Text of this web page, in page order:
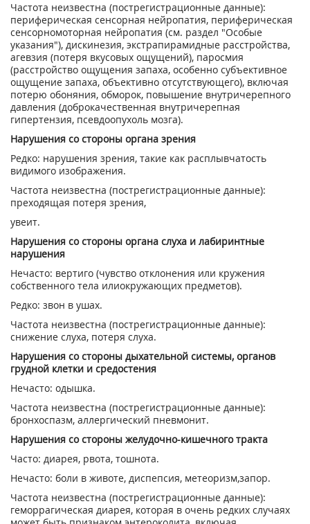
Частота неизвестна (пострегистрационные данные):
периферическая сенсорная нейропатия, периферическая
сенсорномоторная нейропатия (см. раздел "Особые
указания"), дискинезия, экстрапирамидные расстройства,
агевзия (потеря вкусовых ощущений), паросмия
(расстройство ощущения запаха, особенно субъективное
ощущение запаха, объективно отсутствующего), включая
потерю обоняния, обморок, повышение внутричерепного
давления (доброкачественная внутричерепная
гипертензия, псевдоопухоль мозга).
Нарушения со стороны органа зрения
Редко: нарушения зрения, такие как расплывчатость
видимого изображения.
Частота неизвестна (пострегистрационные данные):
преходящая потеря зрения,
увеит.
Нарушения со стороны органа слуха и лабиринтные
нарушения
Нечасто: вертиго (чувство отклонения или кружения
собственного тела илиокружающих предметов).
Редко: звон в ушах.
Частота неизвестна (пострегистрационные данные):
снижение слуха, потеря слуха.
Нарушения со стороны дыхательной системы, органов
грудной клетки и средостения
Нечасто: одышка.
Частота неизвестна (пострегистрационные данные):
бронхоспазм, аллергический пневмонит.
Нарушения со стороны желудочно-кишечного тракта
Часто: диарея, рвота, тошнота.
Нечасто: боли в животе, диспепсия, метеоризм,запор.
Частота неизвестна (пострегистрационные данные):
геморрагическая диарея, которая в очень редких случаях